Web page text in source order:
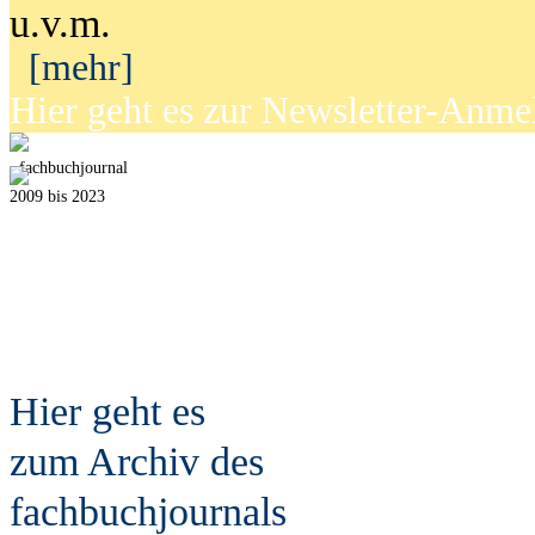
u.v.m.
[mehr]
Hier geht es zur Newsletter-
fachbuchjournal
2009 bis 2023
Hier geht es
zum Archiv des
fachbuchjournals